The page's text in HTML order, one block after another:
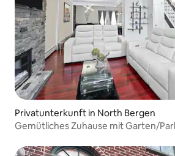
Privatunterkunft in North Bergen
Gemütliches Zuhause mit Garten/